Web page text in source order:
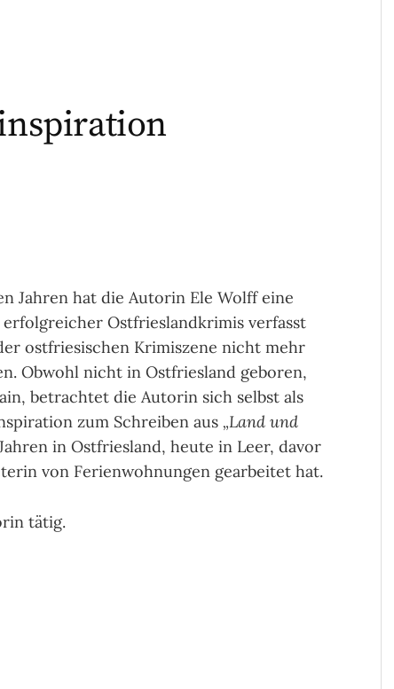
Jahren hat die Autorin Ele Wolff eine
erfolgreicher Ostfrieslandkrimis verfasst
ostfriesischen Krimiszene nicht mehr
Obwohl nicht in Ostfriesland geboren,
betrachtet die Autorin sich selbst als
zum Schreiben aus „Land und
in Ostfriesland, heute in Leer, davor
von Ferienwohnungen gearbeitet hat.
tätig.